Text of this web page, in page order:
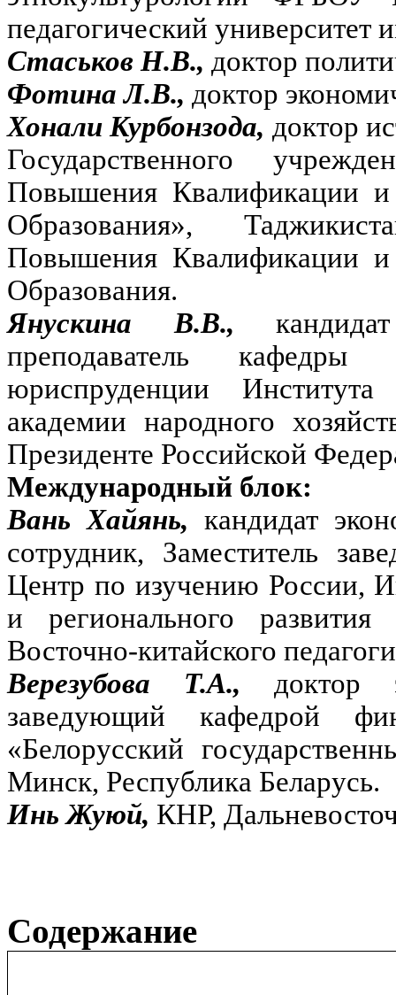
педагогический университет
Стаськов Н.В., доктор
Фотина Л.В., доктор
Хонали Курбонзода, доктор
Государственного
Повышения Квалификации и
Образования»,
Повышения Квалификации и
Образования.
Янускина В.В.,
преподаватель кафедры
юриспруденции
академии народного
Президенте Российской
Международный блок:
Вань Хайянь, кандидат
сотрудник, Заместитель
Центр по изучению России,
и регионального
Восточно-китайского
Верезубова Т.А.,
доктор
заведующий кафедрой
«Белорусский
Минск, Республика Беларусь.
Инь Жуюй, КНР,
Содержание